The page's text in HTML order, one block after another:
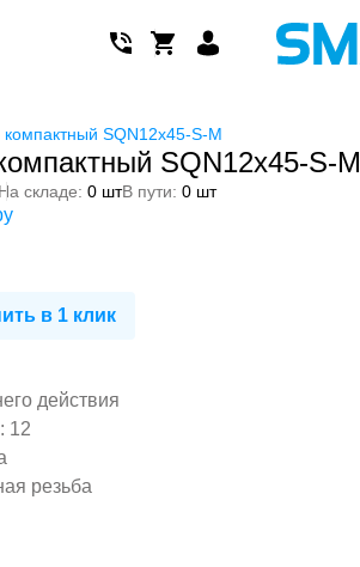
SQN12x45-S-M
SQN12x45-S-M
На складе: 0 штВ пути: 0 шт
в 1 клик
действия
12
резьба